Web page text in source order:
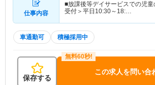
仕事内容
■放課後等デイサービスでの児童
受付＞平日10:30～18:…
車通勤可 積極採用中
保存する
この求人を問い合